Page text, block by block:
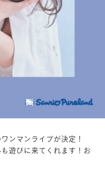
ンマンライブが決定！
遊びに来てくれます！お